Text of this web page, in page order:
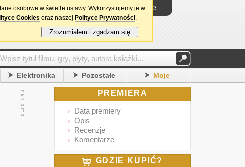
Logowanie
Elektronika Pozostałe Moje
PREMIERA
Data premiery
Opis
Recenzje
Komentarze
GDZIE KUPIĆ?
osobowe w świetle ustawy. Wykorzystujemy je w
Cookies oraz naszej Polityce Prywatności.
Zrozumiałem i zgadzam się